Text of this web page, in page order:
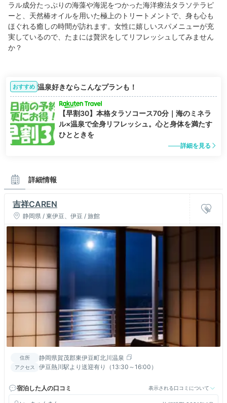
ラル成分たっぷりの海藻や海泥をつかった海洋療法タラソテラピ
ーと、天然椿オイルを用いた極上のトリートメントで、身も心も
ほぐれる癒しの時間が訪れます。女性に嬉しいスパメニューが充
実しているので、たまには贅沢をしてリフレッシュしてみません
か？
おすすめ 温泉好きならこんなプランも！
【早割30】本格タラソコース70分｜海のミネラ
ル×温泉で全身リフレッシュ。心と身体を満たす
ひとときを
詳細を見る
詳細情報
吉祥CAREN
静岡県 / 東伊豆、伊豆 / 旅館
住所 静岡県賀茂郡東伊豆町北川温泉
アクセス 伊豆熱川駅より送迎有り（13:30～16:00）
宿泊した人の口コミ 表示される口コミについて